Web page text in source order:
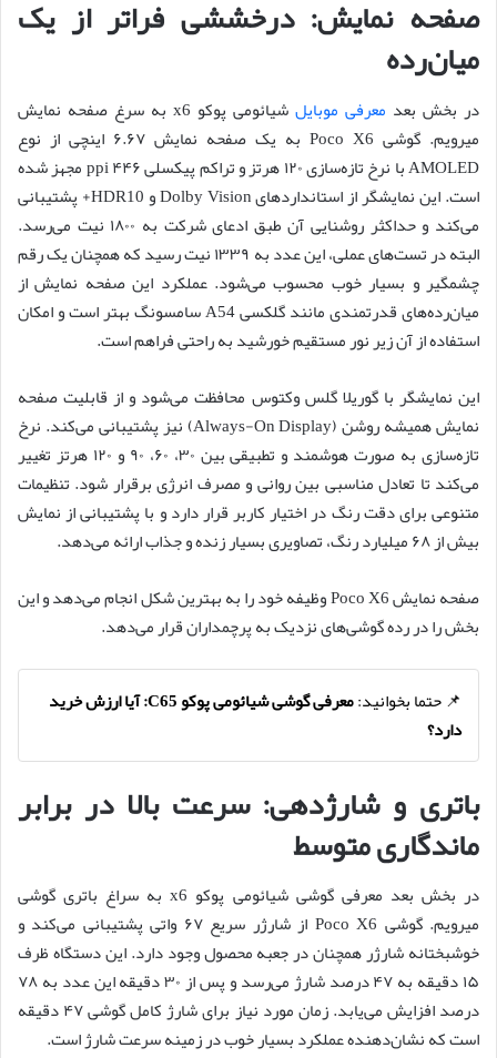
صفحه نمایش: درخششی فراتر از یک
میان‌رده
در بخش بعد معرفی موبایل
شیائومی پوکو x6 به سرغ صفحه نمایش
میرویم. گوشی Poco X6 به یک صفحه نمایش ۶.۶۷ اینچی از نوع
AMOLED با نرخ تازه‌سازی ۱۲۰ هرتز و تراکم پیکسلی ۴۴۶ ppi مجهز شده
است. این نمایشگر از استانداردهای Dolby Vision و HDR10+ پشتیبانی
می‌کند و حداکثر روشنایی آن طبق ادعای شرکت به ۱۸۰۰ نیت می‌رسد.
البته در تست‌های عملی، این عدد به ۱۳۳۹ نیت رسید که همچنان یک رقم
چشمگیر و بسیار خوب محسوب می‌شود. عملکرد این صفحه نمایش از
میان‌رده‌های قدرتمندی مانند گلکسی A54 سامسونگ بهتر است و امکان
استفاده از آن زیر نور مستقیم خورشید به راحتی فراهم است.
این نمایشگر با گوریلا گلس وکتوس محافظت می‌شود و از قابلیت صفحه
نمایش همیشه روشن (Always-On Display) نیز پشتیبانی می‌کند. نرخ
تازه‌سازی به صورت هوشمند و تطبیقی بین ۳۰، ۶۰، ۹۰ و ۱۲۰ هرتز تغییر
می‌کند تا تعادل مناسبی بین روانی و مصرف انرژی برقرار شود. تنظیمات
متنوعی برای دقت رنگ در اختیار کاربر قرار دارد و با پشتیبانی از نمایش
بیش از ۶۸ میلیارد رنگ، تصاویری بسیار زنده و جذاب ارائه می‌دهد.
صفحه نمایش Poco X6 وظیفه خود را به بهترین شکل انجام می‌دهد و این
بخش را در رده گوشی‌های نزدیک به پرچمداران قرار می‌دهد.
📌 حتما بخوانید:
معرفی گوشی شیائومی پوکو C65: آیا ارزش خرید
دارد؟
باتری و شارژدهی: سرعت بالا در برابر
ماندگاری متوسط
در بخش بعد معرفی گوشی شیائومی پوکو x6 به سراغ باتری گوشی
میرویم. گوشی Poco X6 از شارژر سریع ۶۷ واتی پشتیبانی می‌کند و
خوشبختانه شارژر همچنان در جعبه محصول وجود دارد. این دستگاه ظرف
۱۵ دقیقه به ۴۷ درصد شارژ می‌رسد و پس از ۳۰ دقیقه این عدد به ۷۸
درصد افزایش می‌یابد. زمان مورد نیاز برای شارژ کامل گوشی ۴۷ دقیقه
است که نشان‌دهنده عملکرد بسیار خوب در زمینه سرعت شارژ است.